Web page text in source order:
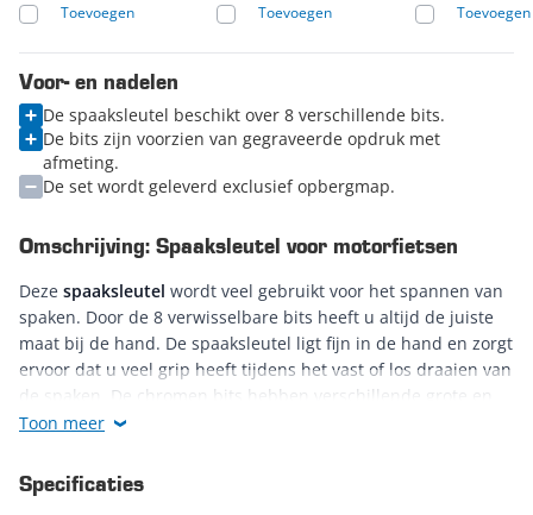
Toevoegen Toevoegen Toevoegen
Voor- en nadelen
De spaaksleutel beschikt over 8 verschillende bits.
De bits zijn voorzien van gegraveerde opdruk met
afmeting.
De set wordt geleverd exclusief opbergmap.
Omschrijving: Spaaksleutel voor motorfietsen
Deze spaaksleutel wordt veel gebruikt voor het spannen van
spaken. Door de 8 verwisselbare bits heeft u altijd de juiste
maat bij de hand. De spaaksleutel ligt fijn in de hand en zorgt
ervoor dat u veel grip heeft tijdens het vast of los draaien van
de spaken. De chromen bits hebben verschillende grote en
zijn door middel van schroefdraad eenvoudig te verwisselen.
van gegraveerde opdruk met afmeting. Hierdoor heeft u altijd
snel de juiste bits in het zicht. De grootte van de bits zijn: 5.4,
Toon meer
Specificaties